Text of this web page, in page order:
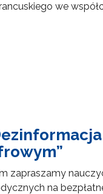
we
zapraszamy
na